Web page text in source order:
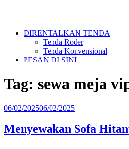
DIRENTALKAN TENDA
Tenda Roder
Tenda Konvensional
PESAN DI SINI
Tag: sewa meja
Diposkan
06/02/202506/02/2025
Menyewakan Sofa